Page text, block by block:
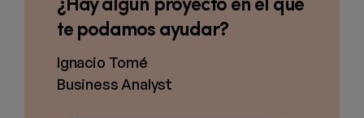
¿Hay algún proyecto en el que
te podamos ayudar?
Ignacio Tomé
Business Analyst